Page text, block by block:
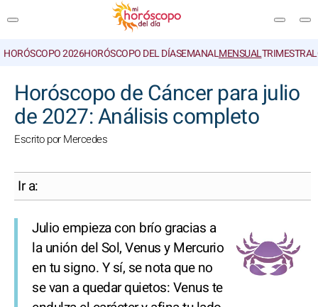
HORÓSCOPO 2026HORÓSCOPO DEL DÍASEMANALMENSUALTRIMESTRAL
Horóscopo de Cáncer para julio
de 2027: Análisis completo
Escrito por Mercedes
Ir a:
Julio empieza con brío gracias a
la unión del Sol, Venus y Mercurio
en tu signo. Y sí, se nota que no
se van a quedar quietos: Venus te